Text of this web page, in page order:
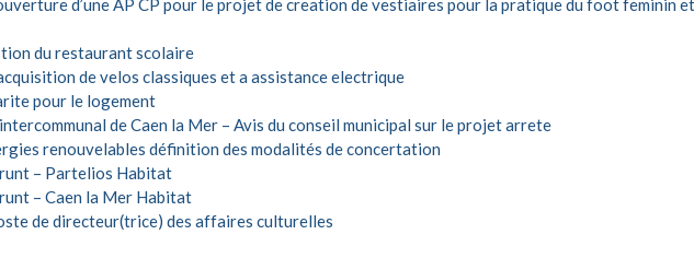
d’une AP CP pour le projet de creation de vestiaires pour la pratique du foot feminin
du restaurant scolaire
de velos classiques et a assistance electrique
pour le logement
de Caen la Mer – Avis du conseil municipal sur le projet arrete
renouvelables définition des modalités de concertation
– Partelios Habitat
– Caen la Mer Habitat
de directeur(trice) des affaires culturelles